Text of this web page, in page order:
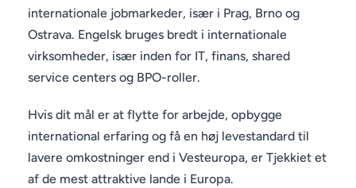
internationale jobmarkeder, især i Prag, Brno og
Ostrava. Engelsk bruges bredt i internationale
virksomheder, især inden for IT, finans, shared
service centers og BPO-roller.
Hvis dit mål er at flytte for arbejde, opbygge
international erfaring og få en høj levestandard til
lavere omkostninger end i Vesteuropa, er Tjekkiet et
af de mest attraktive lande i Europa.